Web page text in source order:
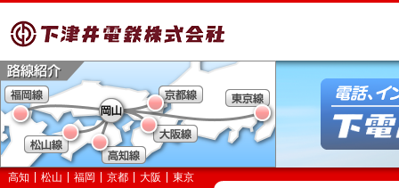
高知 松山 福岡 京都 大阪
東京